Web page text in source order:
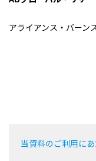
アライアンス・バーン
当資料のご利用に